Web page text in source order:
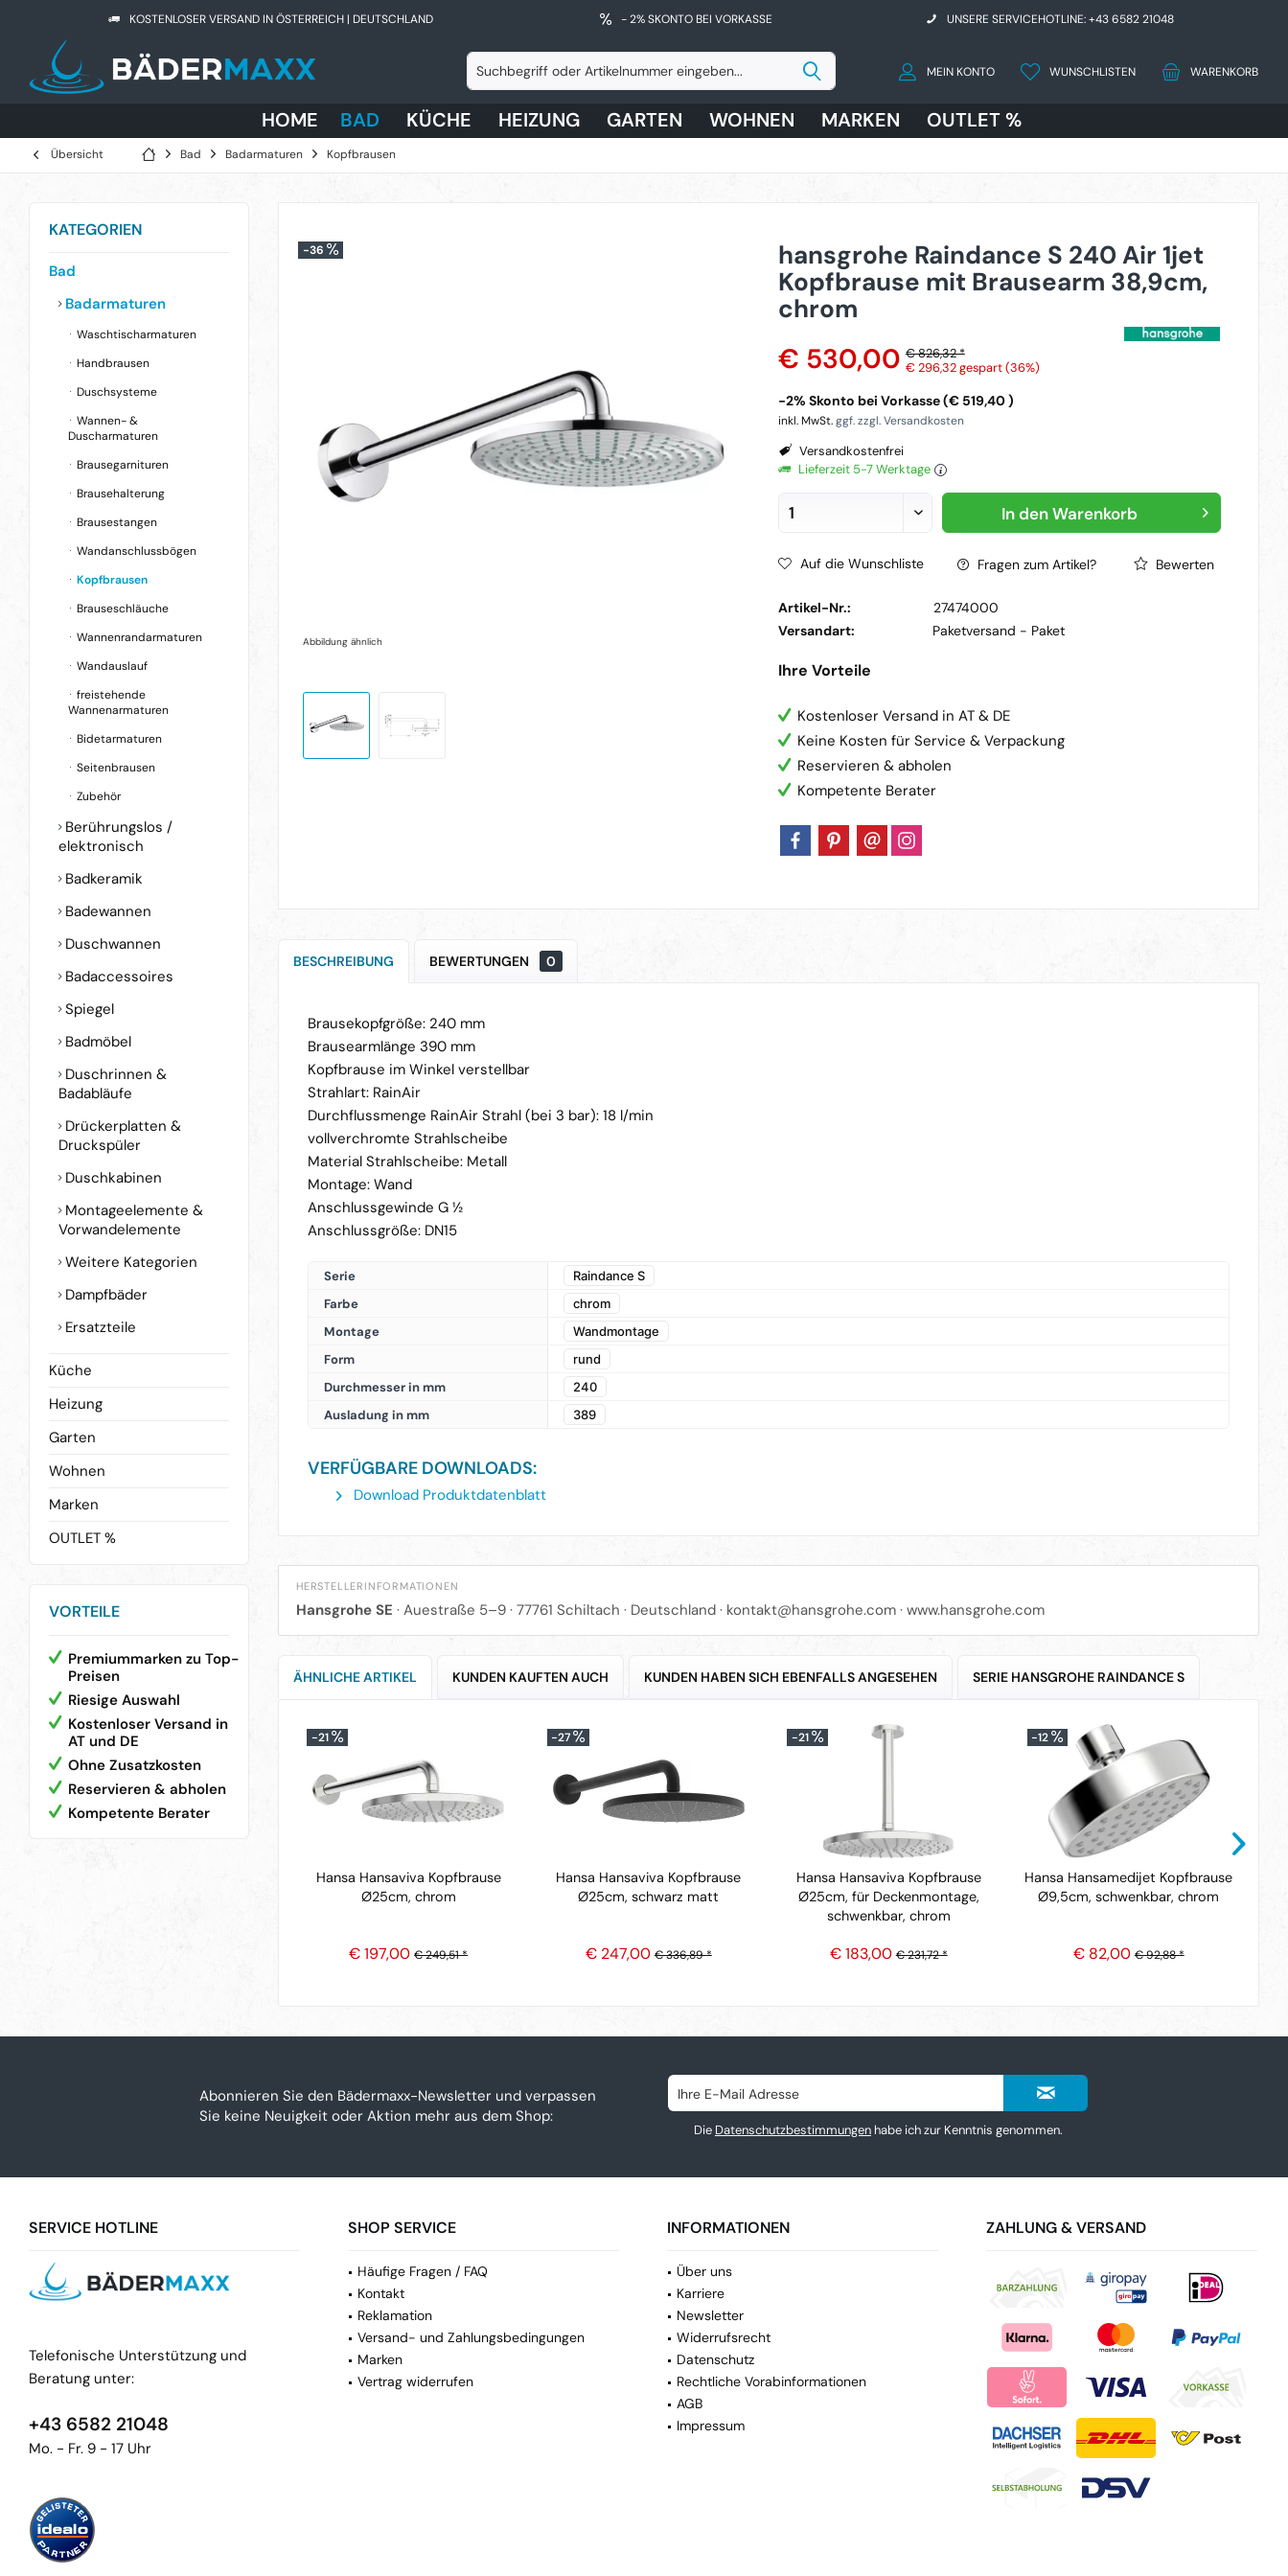
KOSTENLOSER VERSAND IN ÖSTERREICH | DEUTSCHLAND - 2% SKONTO BEI VORKASSE UNSERE SERVICEHOTLINE: +43 6582 21048
WARENKORB
WUNSCHLISTEN
MEIN KONTO
HOME BAD KÜCHE HEIZUNG GARTEN WOHNEN MARKEN OUTLET %
Übersicht Bad Badarmaturen Kopfbrausen
KATEGORIEN
Bad
Badarmaturen
Waschtischarmaturen
Handbrausen
Duschsysteme
Wannen- &
Duscharmaturen
Brausegarnituren
Brausehalterung
Brausestangen
Wandanschlussbögen
Kopfbrausen
Brauseschläuche
Wannenrandarmaturen
Wandauslauf
freistehende
Wannenarmaturen
Bidetarmaturen
Seitenbrausen
Zubehör
Berührungslos /
elektronisch
Badkeramik
Badewannen
Duschwannen
Badaccessoires
Spiegel
Badmöbel
Duschrinnen &
Badabläufe
Drückerplatten &
Druckspüler
Duschkabinen
Montageelemente &
Vorwandelemente
Weitere Kategorien
Dampfbäder
Ersatzteile
Küche
Heizung
Garten
Wohnen
Marken
OUTLET %
VORTEILE
Premiummarken zu Top-
Preisen
Riesige Auswahl
Kostenloser Versand in
AT und DE
Ohne Zusatzkosten
Reservieren & abholen
Kompetente Berater
-36
Abbildung ähnlich
hansgrohe Raindance S 240 Air 1jet
Kopfbrause mit Brausearm 38,9cm,
chrom
€ 530,00 € 826,32 *
€ 296,32gespart (36%)
-2% Skonto bei Vorkasse (€ 519,40 )
inkl. MwSt.ggf. zzgl. Versandkosten
Versandkostenfrei
Lieferzeit 5-7 Werktage
In denWarenkorb
Auf die Wunschliste Fragen zum Artikel? Bewerten
Artikel-Nr.:
27474000
Versandart:
Paketversand - Paket
Ihre Vorteile
Kostenloser Versand in AT & DE
Keine Kosten für Service & Verpackung
Reservieren & abholen
Kompetente Berater
BESCHREIBUNG BEWERTUNGEN 0
Brausekopfgröße: 240 mm
Brausearmlänge 390 mm
Kopfbrause im Winkel verstellbar
Strahlart: RainAir
Durchflussmenge RainAir Strahl (bei 3 bar): 18 l/min
vollverchromte Strahlscheibe
Material Strahlscheibe: Metall
Montage: Wand
Anschlussgewinde G ½
Anschlussgröße: DN15
Serie Raindance S
Farbe chrom
Montage Wandmontage
Form rund
Durchmesser in mm 240
Ausladung in mm 389
VERFÜGBARE DOWNLOADS:
Download Produktdatenblatt
HERSTELLERINFORMATIONEN
Hansgrohe SE · Auestraße 5–9 · 77761 Schiltach · Deutschland · kontakt@hansgrohe.com · www.hansgrohe.com
ÄHNLICHE ARTIKEL KUNDEN KAUFTEN AUCH KUNDEN HABEN SICH EBENFALLS ANGESEHEN SERIE HANSGROHE RAINDANCE S
-21
Hansa Hansaviva Kopfbrause
Ø25cm, chrom
€ 197,00 € 249,51 *
-27
Hansa Hansaviva Kopfbrause
Ø25cm, schwarz matt
€ 247,00 € 336,89 *
-21
Hansa Hansaviva Kopfbrause
Ø25cm, für Deckenmontage,
schwenkbar, chrom
€ 183,00 € 231,72 *
-12
Hansa Hansamedijet Kopfbrause
Ø9,5cm, schwenkbar, chrom
€ 82,00 € 92,88 *
Abonnieren Sie den Bädermaxx-Newsletter und verpassen
Sie keine Neuigkeit oder Aktion mehr aus dem Shop:
Die Datenschutzbestimmungenhabe ich zur Kenntnis genommen.
SERVICE HOTLINE
Telefonische Unterstützung und
Beratung unter:
+43 6582 21048
Mo. - Fr. 9 - 17 Uhr
SHOP SERVICE
Häufige Fragen / FAQ
Kontakt
Reklamation
Versand- und Zahlungsbedingungen
Marken
Vertrag widerrufen
INFORMATIONEN
Über uns
Karriere
Newsletter
Widerrufsrecht
Datenschutz
Rechtliche Vorabinformationen
AGB
Impressum
ZAHLUNG & VERSAND